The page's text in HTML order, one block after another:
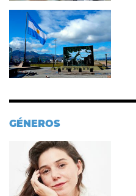
Imagen
GÉNEROS
Imagen